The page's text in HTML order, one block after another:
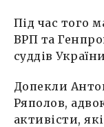
Під час того
ВРП та
суддів
Допекли
Ряполов,
активісти,